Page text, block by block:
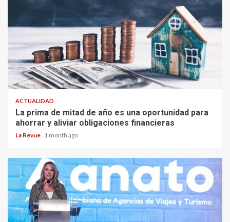
ACTUALIDAD
La prima de mitad de año es una oportunidad para
ahorrar y aliviar obligaciones financieras
La Revue 1 month ago